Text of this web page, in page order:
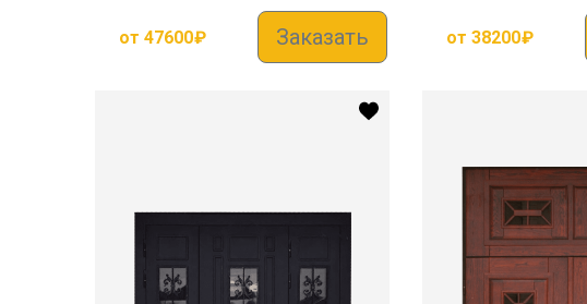
от 47600₽ Заказать от 38200₽